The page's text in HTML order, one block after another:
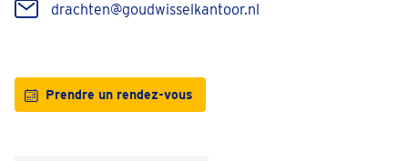
drachten@goudwisselkantoor.nl
Prendre un rendez-vous